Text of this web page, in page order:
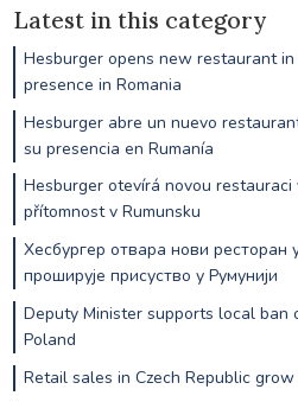
Latest in this category
Hesburger opens new restaurant in
presence in Romania
Hesburger abre un nuevo
su presencia en Rumanía
Hesburger otevírá novou restauraci
přítomnost v Rumunsku
Хесбургер отвара нови
проширује присуство у Румунији
Deputy Minister supports local ban
Poland
Retail sales in Czech Republic